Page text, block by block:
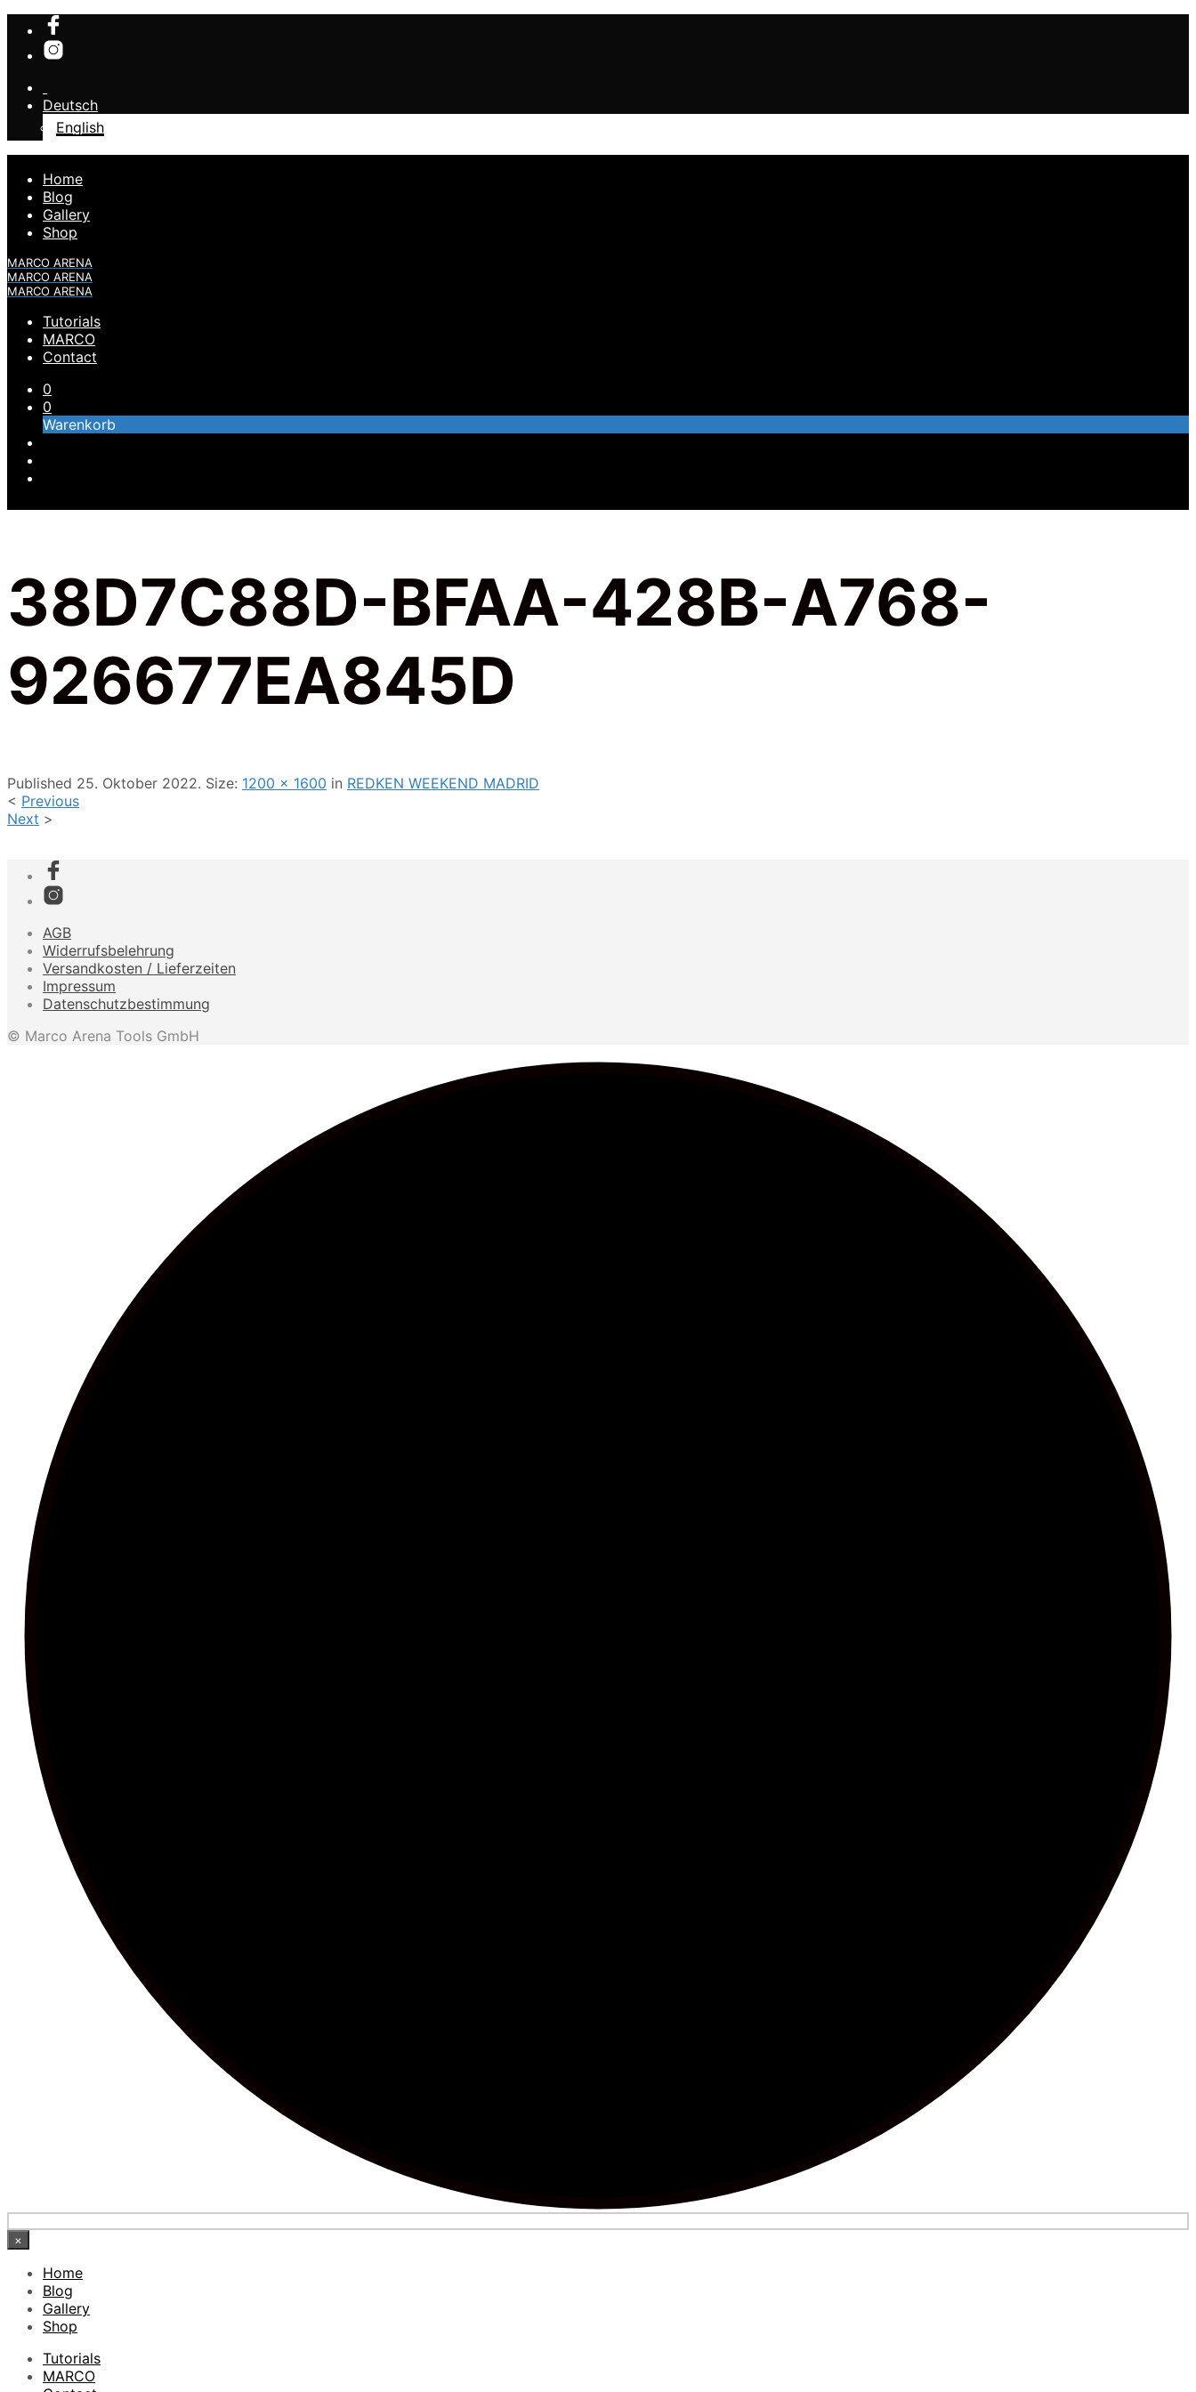
Deutsch
English
Home
Blog
Gallery
Shop
MARCO ARENA
MARCO ARENA
MARCO ARENA
Tutorials
MARCO
Contact
0
0
Warenkorb
38D7C88D-BFAA-428B-A768-
926677EA845D
Published 25. Oktober 2022. Size: 1200 × 1600 in REDKEN WEEKEND MADRID
< Previous
Next >
AGB
Widerrufsbelehrung
Versandkosten / Lieferzeiten
Impressum
Datenschutzbestimmung
© Marco Arena Tools GmbH
×
Home
Blog
Gallery
Shop
Tutorials
MARCO